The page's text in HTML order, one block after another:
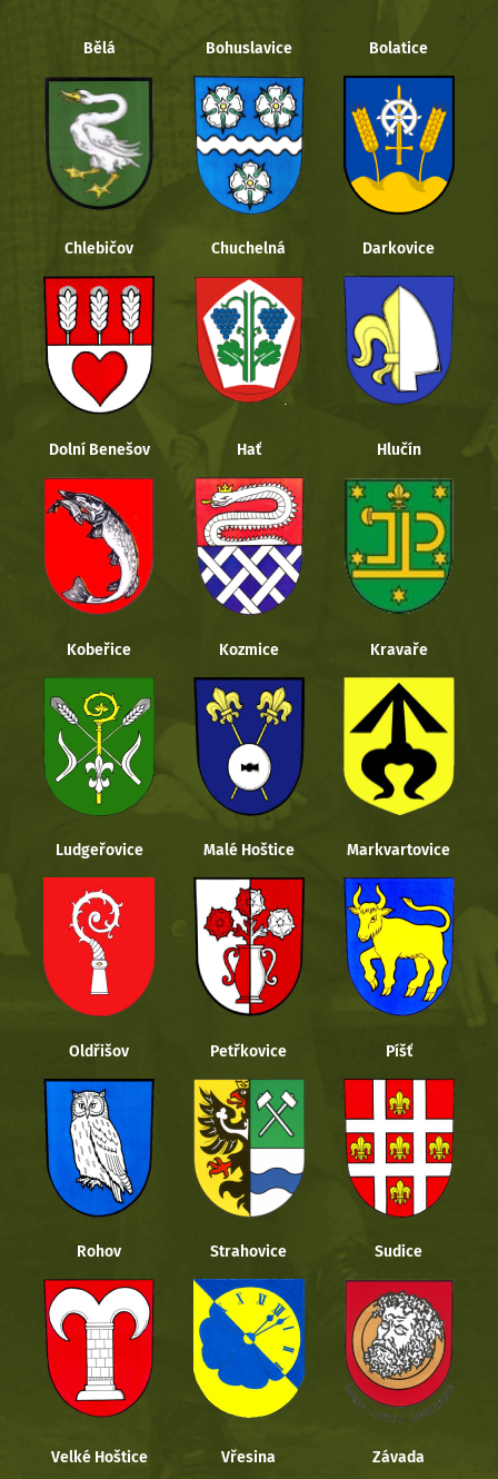
Bělá Bohuslavice Bolatice
Chlebičov Chuchelná Darkovice
Dolní Benešov Hať Hlučín
Kobeřice Kozmice Kravaře
Ludgeřovice Malé Hoštice Markvartovice
Oldřišov Petřkovice Píšť
Rohov Strahovice Sudice
Velké Hoštice Vřesina Závada